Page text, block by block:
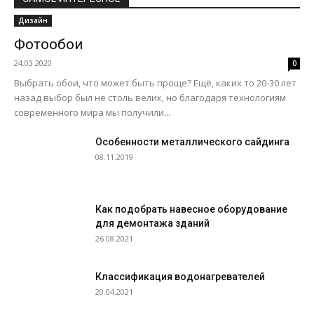
Дизайн
Фотообои
24.03.2020 0
Выбрать обои, что может быть проще? Ещё, каких то 20-30 лет
назад выбор был не столь велик, но благодаря технологиям
современного мира мы получили...
Особенности металлического сайдинга
08.11.2019
Как подобрать навесное оборудование
для демонтажа зданий
26.08.2021
Классификация водонагревателей
20.04.2021